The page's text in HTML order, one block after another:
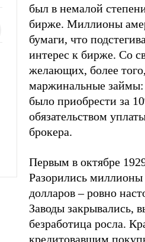
был в немалой
бирже. Миллионы
бумаги, что
интерес к бирже. Со
желающих, более
маржинальные займы:
было приобрести за
обязательством
брокера.
Первым в октябре
Разорились миллионы
долларов – ровно
Заводы закрывались,
безработица росла.
кредитовавшим